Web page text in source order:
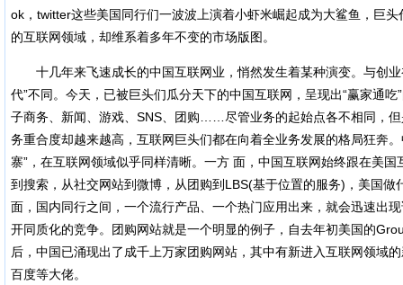
ok，twitter这些美国同行们一波波上演着小虾米崛起成为大鲨鱼，巨
的互联网领域，却维系着多年不变的市场版图。
十几年来飞速成长的中国互联网业，悄然发生着某种演变。与创业
代”不同。今天，已被巨头们瓜分天下的中国互联网，呈现出“赢家通
子商务、新闻、游戏、SNS、团购……尽管业务的起始点各不相同，
务重合度却越来越高，互联网巨头们都在向着全业务发展的格局狂奔
寨”，在互联网领域似乎同样清晰。一方 面，中国互联网始终跟在美
到搜索，从社交网站到微博，从团购到LBS(基于位置的服务)，美国做
面，国内同行之间，一个流行产品、一个热门应用出来，就会迅速出
开同质化的竞争。团购网站就是一个明显的例子，自去年初美国的
后，中国已涌现出了成千上万家团购网站，其中有新进入互联网领域
百度等大佬。